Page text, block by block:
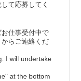
て応募してく
仕事受付中で
らご連絡くだ
I will undertake
at the bottom